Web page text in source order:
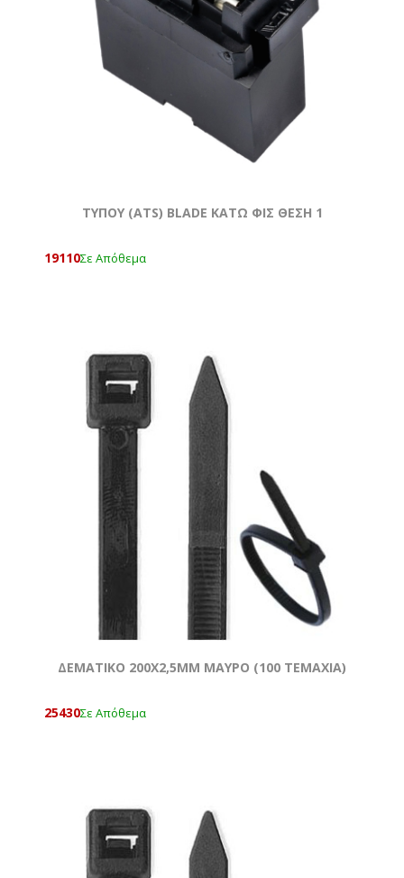
ΤΥΠΟΥ (ATS) BLADE ΚΑΤΩ ΦΙΣ ΘΕΣΗ 1
19110Σε Απόθεμα
ΔΕΜΑΤΙΚΟ 200X2,5MM ΜΑΥΡΟ (100 ΤΕΜΆΧΙΑ)
25430Σε Απόθεμα